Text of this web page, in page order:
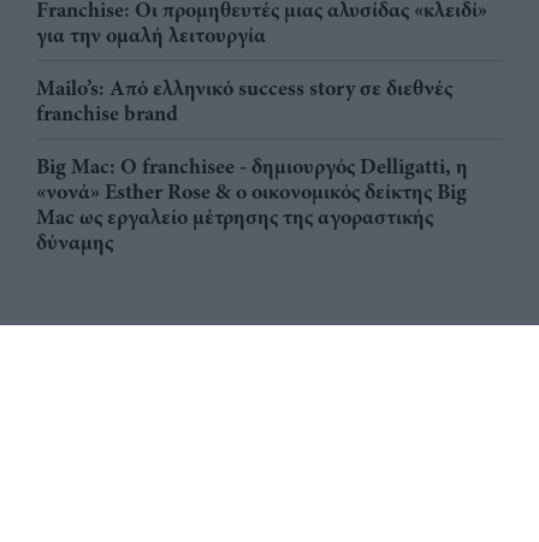
Franchise: Οι προμηθευτές μιας αλυσίδας «κλειδί»
για την ομαλή λειτουργία
Mailo’s: Από ελληνικό success story σε διεθνές
franchise brand
Big Mac: Ο franchisee - δημιουργός Delligatti, η
«νονά» Esther Rose & ο οικονομικός δείκτης Big
Mac ως εργαλείο μέτρησης της αγοραστικής
δύναμης